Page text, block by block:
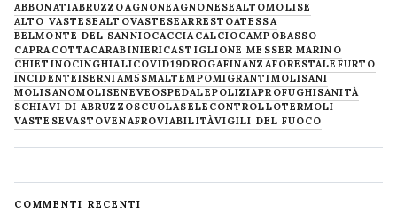
ABBONATIABRUZZOAGNONEAGNONESEALTOMOLISE
ALTO VASTESEALTOVASTESEARRESTOATESSA
BELMONTE DEL SANNIOCACCIACALCIOCAMPOBASSO
CAPRACOTTACARABINIERICASTIGLIONE MESSER MARINO
CHIETINOCINGHIALICOVID19DROGAFINANZAFORESTALE FURTO
INCIDENTEISERNIAM5SMALTEMPOMIGRANTIMOLISANI
MOLISANOMOLISENEVE OSPEDALEPOLIZIAPROFUGHISANITÀ
SCHIAVI DI ABRUZZOSCUOLASELECONTROLLOTERMOLI
VASTESEVASTOVENAFROVIABILITÀVIGILI DEL FUOCO
COMMENTI RECENTI